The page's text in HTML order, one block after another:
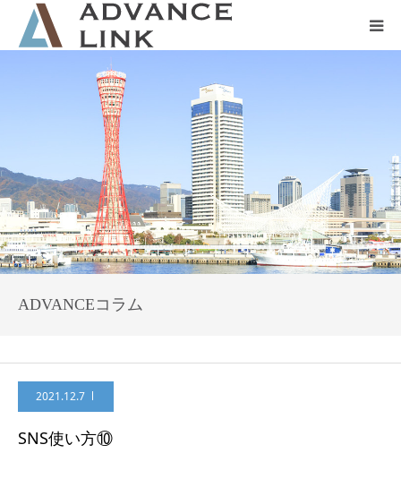
ADVANCEコラム
2021.12.7
SNS使い方⑩
会社概要
ネット保険
事業保険